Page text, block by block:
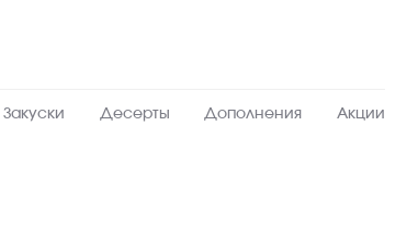
Закуски Десерты Дополнения Акции